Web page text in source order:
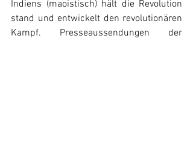
Indiens (maoistisch) hält die Revolution
stand und entwickelt den revolutionären
Kampf. Presseaussendungen der